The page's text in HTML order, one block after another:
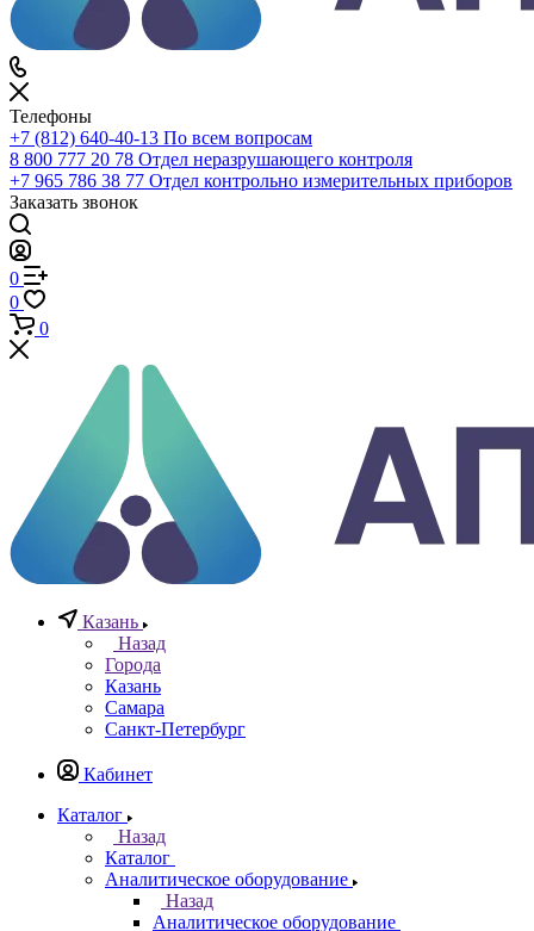
Телефоны
+7 (812) 640-40-13 По всем вопросам
8 800 777 20 78 Отдел неразрушающего контроля
+7 965 786 38 77 Отдел контрольно измерительных приборов
Заказать звонок
0
0
0
Казань
Назад
Города
Казань
Самара
Санкт-Петербург
Кабинет
Каталог
Назад
Каталог
Аналитическое оборудование
Назад
Аналитическое оборудование